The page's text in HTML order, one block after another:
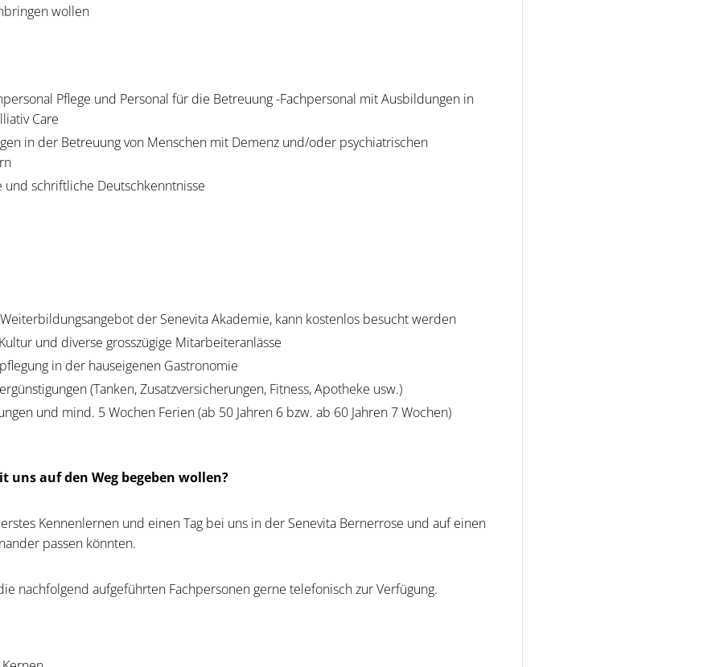
wollen
Pflege und Personal für die Betreuung -Fachpersonal mit Ausbildungen in
Care
in der Betreuung von Menschen mit Demenz und/oder psychiatrischen
schriftliche Deutschkenntnisse
der Senevita Akademie, kann kostenlos besucht werden
und diverse grosszügige Mitarbeiteranlässe
in der hauseigenen Gastronomie
(Tanken, Zusatzversicherungen, Fitness, Apotheke usw.)
und mind. 5 Wochen Ferien (ab 50 Jahren 6 bzw. ab 60 Jahren 7 Wochen)
uns auf den Weg begeben wollen?
Kennenlernen und einen Tag bei uns in der Senevita Bernerrose und auf einen
passen könnten.
nachfolgend aufgeführten Fachpersonen gerne telefonisch zur Verfügung.